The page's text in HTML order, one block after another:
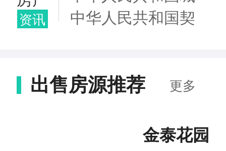
的二手房信息
【王丽】发布了【兰考
租房信息
【王丽】发布了【兰考
资讯
市房地产管理法
中华人民共和国契
家赔偿法
中华人民共和国城
中华人民共和国继
出售房源推荐 更多
金泰花园